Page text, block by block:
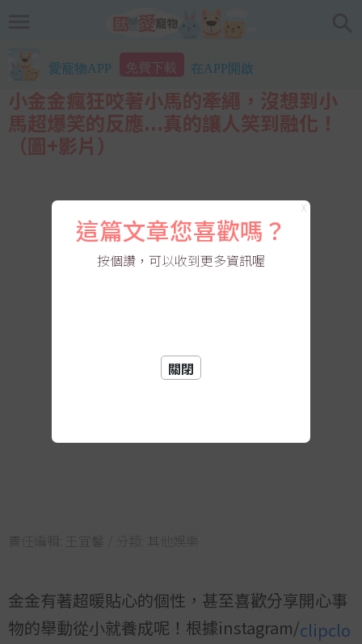
愛寵物APP 免費下載 在APP開啟
小金金瘋狂咬著小馬的牽繩，沒想到小
馬超爆笑的反應...真的讓人笑到融化！
（圖+影片）
責任編輯: 王宜馨 / 分類: 其他娛樂
金金有著超暖貼心的個性，甚至喜歡分享開心事
物的舉動從小就養成呢！根據instagram/clipclo
X
這篇文章您喜歡嗎？
按個讚，可以收到更多資訊喔
關閉